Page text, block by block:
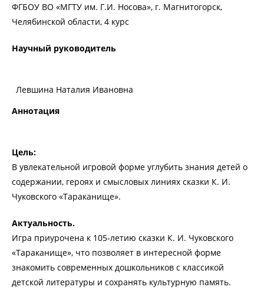
ФГБОУ ВО «МГТУ им. Г.И. Носова», г. Магнитогорск,
Челябинской области, 4 курс
Научный руководитель
Левшина Наталия Ивановна
Аннотация
Цель:
В увлекательной игровой форме углубить знания детей о
содержании, героях и смысловых линиях сказки К. И.
Чуковского «Тараканище».
Актуальность.
Игра приурочена к 105‑летию сказки К. И. Чуковского
«Тараканище», что позволяет в интересной форме
знакомить современных дошкольников с классикой
детской литературы и сохранять культурную память.